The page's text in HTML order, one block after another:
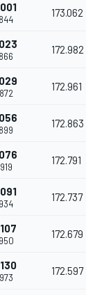
173.062
172.982
172.961
172.863
172.791
172.737
172.679
172.597